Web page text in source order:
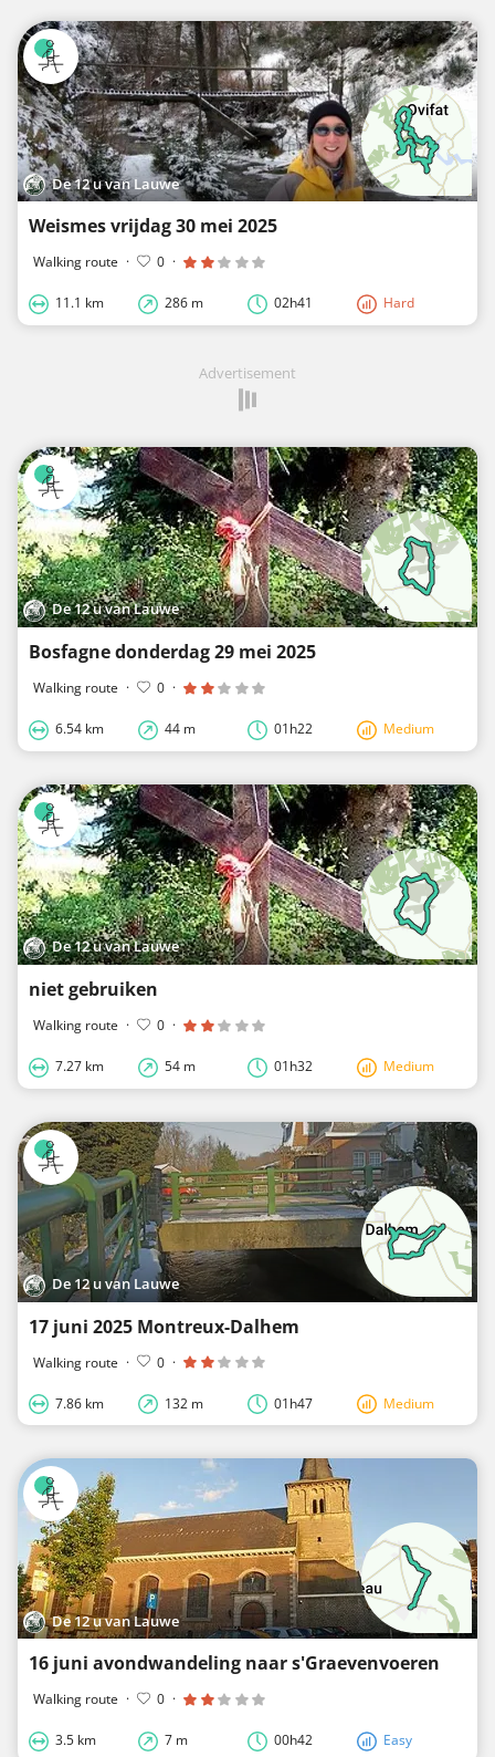
De 12 u van Lauwe
Weismes vrijdag 30 mei 2025
Walking route · 0 ·
11.1 km 286 m 02h41 Hard
Advertisement
De 12 u van Lauwe
Bosfagne donderdag 29 mei 2025
Walking route · 0 ·
6.54 km 44 m 01h22 Medium
De 12 u van Lauwe
niet gebruiken
Walking route · 0 ·
7.27 km 54 m 01h32 Medium
De 12 u van Lauwe
17 juni 2025 Montreux-Dalhem
Walking route · 0 ·
7.86 km 132 m 01h47 Medium
De 12 u van Lauwe
16 juni avondwandeling naar s'Graevenvoeren
Walking route · 0 ·
3.5 km 7 m 00h42 Easy